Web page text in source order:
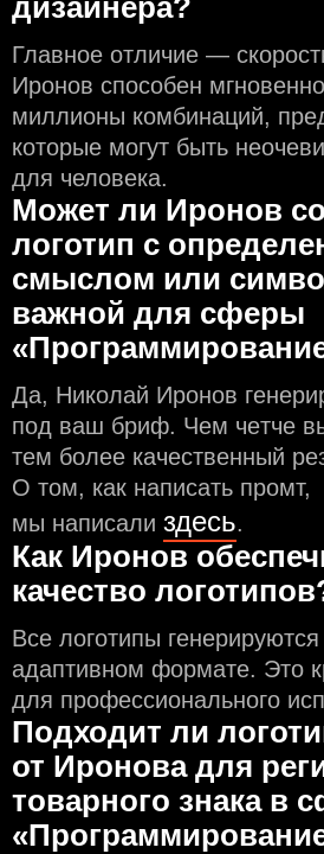
дизайнера?
Главное отличие —
Иронов способен
миллионы комбинаций,
которые могут быть
для человека.
Может ли Иронов
логотип с
смыслом или
важной для сферы
Да, Николай Иронов
под ваш бриф. Чем чeтче
тем более качественный
О том, как написать промт,
мы написали здесь.
Как Иронов
качество
Все логотипы
адаптивном формате. Это
для профессионального
Подходит ли
от Иронова для
товарного знака в